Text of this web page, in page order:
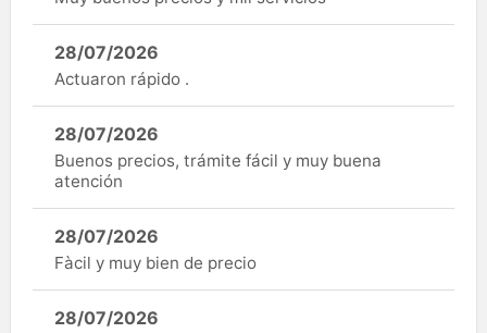
28/07/2026
Actuaron rápido .
28/07/2026
Buenos precios, trámite fácil y muy buena
atención
28/07/2026
Fàcil y muy bien de precio
28/07/2026